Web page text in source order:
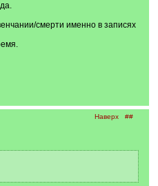
смерти именно в записях
Наверх ##